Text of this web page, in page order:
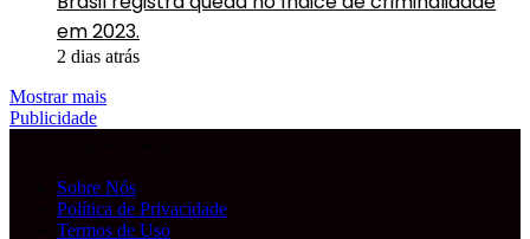
em 2023.
2 dias atrás
Mostrar mais
Publicidade
Sobre Nós
Política de Privacidade
Termos de Uso